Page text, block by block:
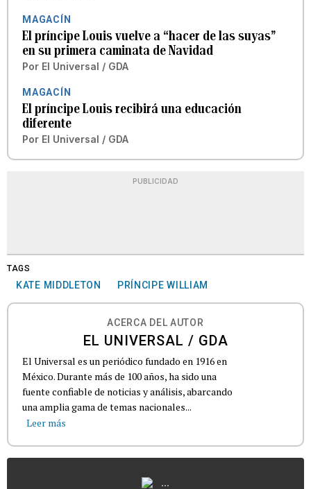
MAGACÍN
El príncipe Louis vuelve a “hacer de las suyas”
en su primera caminata de Navidad
Por El Universal / GDA
MAGACÍN
El príncipe Louis recibirá una educación
diferente
Por El Universal / GDA
PUBLICIDAD
TAGS
KATE MIDDLETON PRÍNCIPE WILLIAM
ACERCA DEL AUTOR
EL UNIVERSAL / GDA
El Universal es un periódico fundado en 1916 en
México. Durante más de 100 años, ha sido una
fuente confiable de noticias y análisis, abarcando
una amplia gama de temas nacionales...
Leer más
...